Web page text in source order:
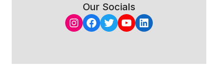
Our Socials
Instagram
Facebook
Twitter
YouTube
LinkedIn